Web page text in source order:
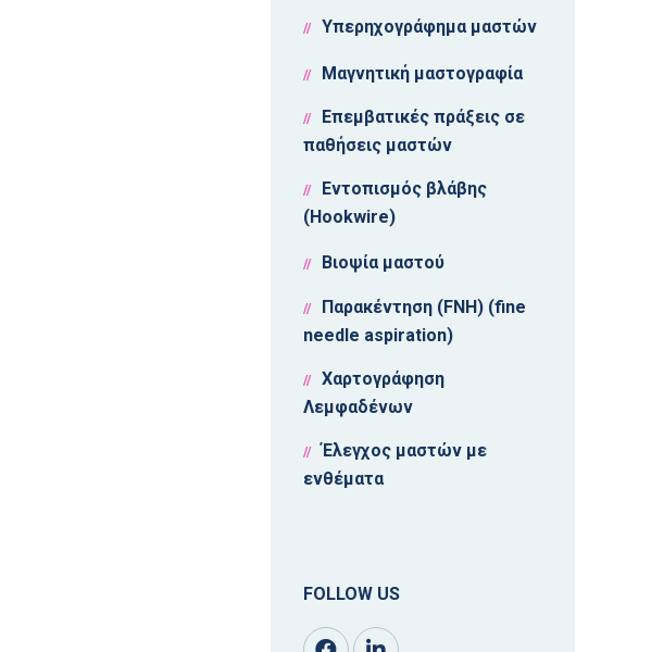
Υπερηχογράφημα μαστών
Μαγνητική μαστογραφία
Επεμβατικές πράξεις σε
παθήσεις μαστών
Εντοπισμός βλάβης
(Hookwire)
Βιοψία μαστού
Παρακέντηση (FNH) (fine
needle aspiration)
Χαρτογράφηση
Λεμφαδένων
Έλεγχος μαστών με
ενθέματα
FOLLOW US